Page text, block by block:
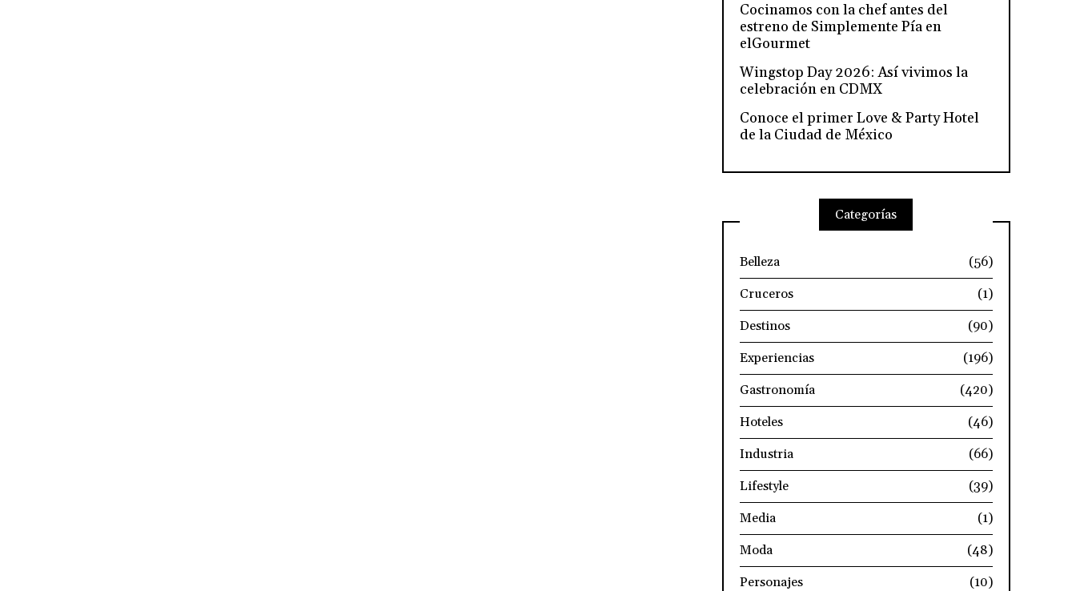
Cocinamos con la chef antes del
estreno de Simplemente Pía en
elGourmet
Wingstop Day 2026: Así vivimos la
celebración en CDMX
Conoce el primer Love & Party Hotel
de la Ciudad de México
Categorías
Belleza
(56)
Cruceros
(1)
Destinos
(90)
Experiencias
(196)
Gastronomía
(420)
Hoteles
(46)
Industria
(66)
Lifestyle
(39)
Media
(1)
Moda
(48)
Personajes
(10)